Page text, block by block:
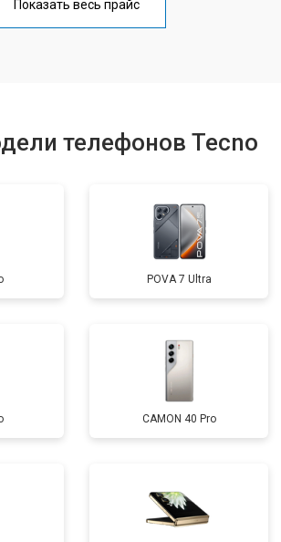
от 3200 ₽
Показать весь прайс
телефонов Tecno
POVA 7 Ultra
CAMON 40 Pro